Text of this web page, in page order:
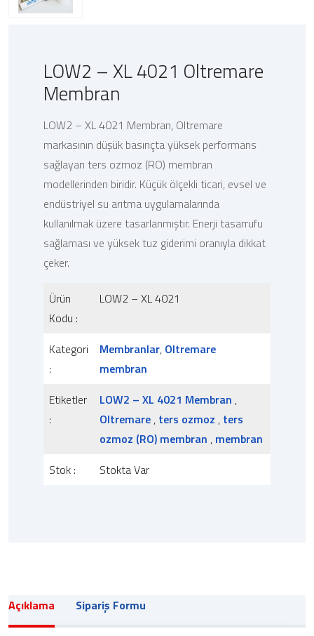
LOW2 – XL 4021 Oltremare
Membran
LOW2 – XL 4021 Membran, Oltremare
markasının düşük basınçta yüksek performans
sağlayan ters ozmoz (RO) membran
modellerinden biridir. Küçük ölçekli ticari, evsel ve
endüstriyel su arıtma uygulamalarında
kullanılmak üzere tasarlanmıştır. Enerji tasarrufu
sağlaması ve yüksek tuz giderimi oranıyla dikkat
çeker.
Ürün
Kodu :
LOW2 – XL 4021
Kategori
:
Membranlar, Oltremare
membran
Etiketler
:
LOW2 – XL 4021 Membran ,
Oltremare , ters ozmoz , ters
ozmoz (RO) membran , membran
Stok :
Stokta Var
Açıklama Sipariş Formu